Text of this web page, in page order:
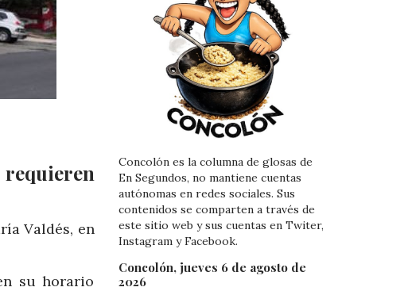
requieren
Valdés, en
su horario
Concolón es la columna de glosas de
En Segundos, no mantiene cuentas
autónomas en redes sociales. Sus
contenidos se comparten a través de
este sitio web y sus cuentas en Twiter,
Instagram y Facebook.
Concolón, jueves 6 de agosto de
2026